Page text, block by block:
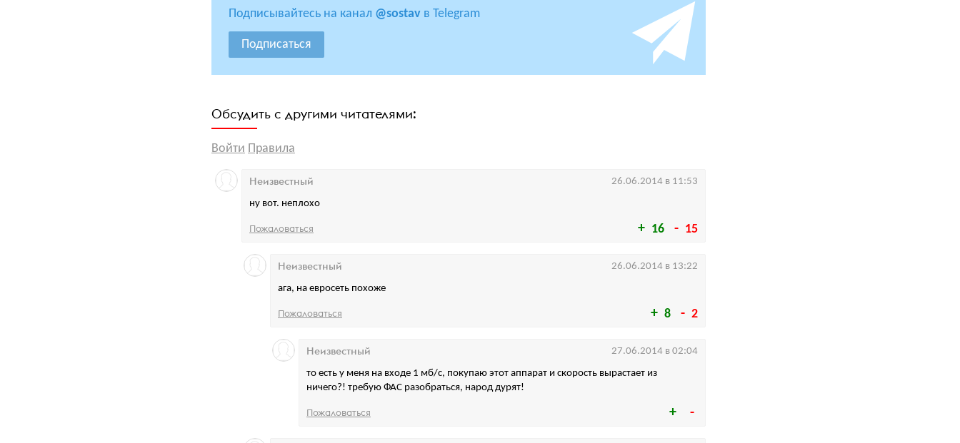
Подписывайтесь на канал @sostav в Telegram
Подписаться
Обсудить с другими читателями:
Войти Правила
16 15
ну вот. неплохо
Неизвестный 26.06.2014 в 11:53
Пожаловаться
8 2
ага, на евросеть похоже
Неизвестный 26.06.2014 в 13:22
Пожаловаться
то есть у меня на входе 1 мб/с, покупаю этот аппарат и скорость вырастает из
ничего?! требую ФАС разобраться, народ дурят!
Неизвестный 27.06.2014 в 02:04
Пожаловаться